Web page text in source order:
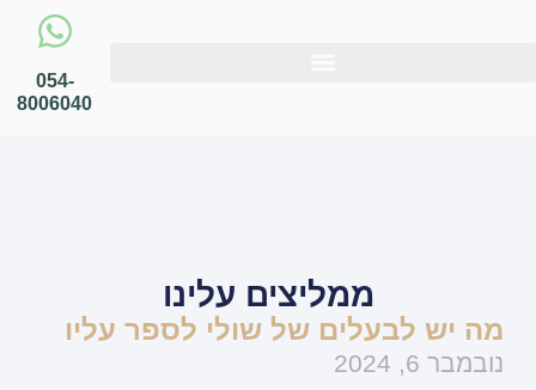
054-
8006040
ממליצים עלינו
מה יש לבעלים של שולי לספר עליו
נובמבר 6, 2024